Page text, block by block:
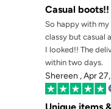
Casual boots!!
So happy with
classy but casual
I looked!! The
within two days.
Shereen ,Apr